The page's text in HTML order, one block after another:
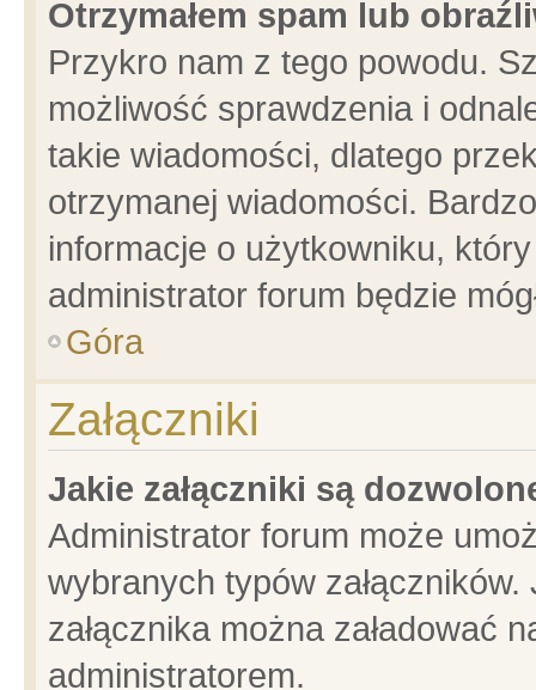
Otrzymałem spam lub
Przykro nam z tego powodu.
możliwość sprawdzenia i
takie wiadomości, dlatego
otrzymanej wiadomości.
informacje o użytkowniku,
administrator forum będzie
Góra
Załączniki
Jakie załączniki są
Administrator forum może
wybranych typów
załącznika można załadować
administratorem.